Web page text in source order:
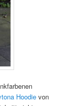
Hoodie von